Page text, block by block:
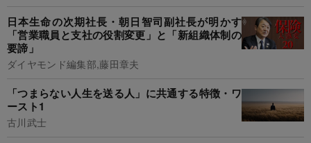
日本生命の次期社長・朝日智司副社長が明かす
「営業職員と支社の役割変更」と「新組織体制の
要諦」
ダイヤモンド編集部,藤田章夫
「つまらない人生を送る人」に共通する特徴・ワ
ースト1
古川武士